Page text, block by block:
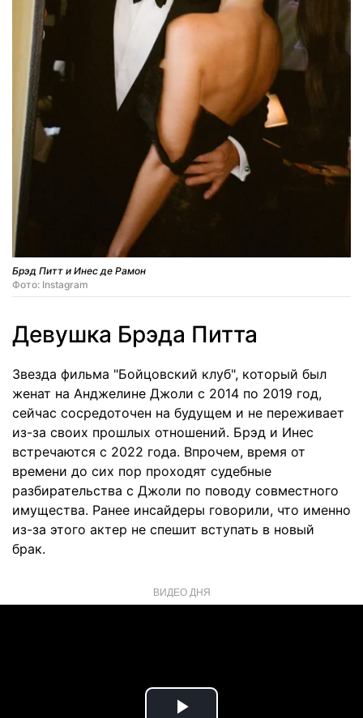
Брэд Питт и Инес де Рамон
Фото: Instagram
Девушка Брэда Питта
Звезда фильма "Бойцовский клуб", который был
женат на Анджелине Джоли с 2014 по 2019 год,
сейчас сосредоточен на будущем и не переживает
из-за своих прошлых отношений. Брэд и Инес
встречаются с 2022 года. Впрочем, время от
времени до сих пор проходят судебные
разбирательства с Джоли по поводу совместного
имущества. Ранее инсайдеры говорили, что именно
из-за этого актер не спешит вступать в новый
брак.
ВИДЕО ДНЯ